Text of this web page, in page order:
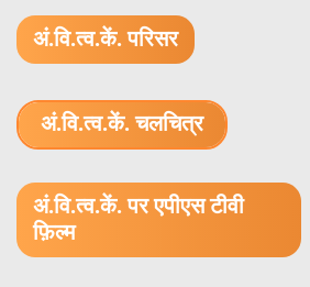
अं.वि.त्व.कें. परिसर
अं.वि.त्व.कें. चलचित्र
अं.वि.त्व.कें. पर एपीएस टीवी
फ़िल्म